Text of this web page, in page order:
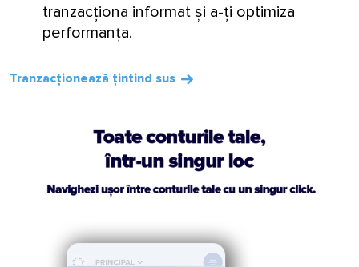
tranzacționa informat și a-ți optimiza
performanța.
Tranzacționează țintind sus